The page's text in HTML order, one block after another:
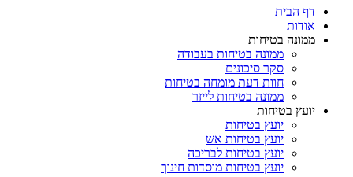
דף הבית
אודות
ממונה בטיחות
ממונה בטיחות בעבודה
סקר סיכונים
חוות דעת מומחה בטיחות
ממונה בטיחות לייזר
יועץ בטיחות
יועץ בטיחות
יועץ בטיחות אש
יועץ בטיחות לבריכה
יועץ בטיחות מוסדות חינוך